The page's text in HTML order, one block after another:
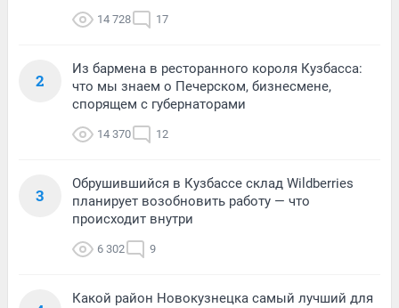
14 728 17
2
Из бармена в ресторанного короля Кузбасса:
что мы знаем о Печерском, бизнесмене,
спорящем с губернаторами
14 370 12
3
Обрушившийся в Кузбассе склад Wildberries
планирует возобновить работу — что
происходит внутри
6 302 9
Какой район Новокузнецка самый лучший для